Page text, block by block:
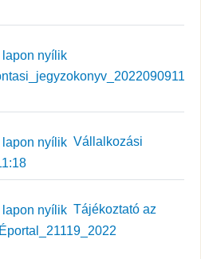
Vállalkozási
Tájékoztató az